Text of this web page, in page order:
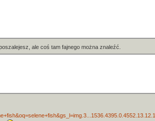
ale coś tam fajnego można znaleźć.